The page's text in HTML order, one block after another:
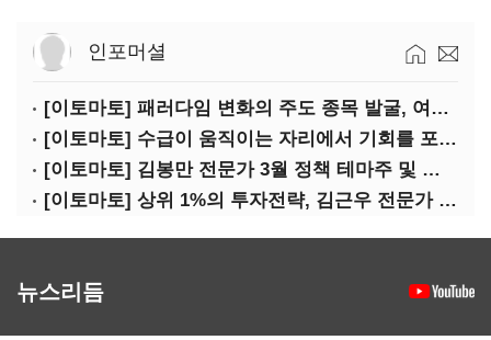
인포머셜
[이토마토] 패러다임 변화의 주도 종목 발굴, 여인수 전문가 투자클럽
[이토마토] 수급이 움직이는 자리에서 기회를 포착하다, 김형일 전문가 투자클럽
[이토마토] 김봉만 전문가 3월 정책 테마주 및 제약 바이오 선취매 전략 아카데미 3/5(목) 2부 진행
[이토마토] 상위 1%의 투자전략, 김근우 전문가 투자클럽에서 확인하세요
뉴스리듬